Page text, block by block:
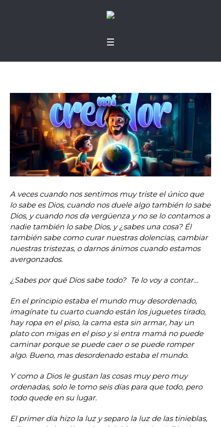
A veces cuando nos sentimos muy triste el único que
lo sabe es Dios, cuando nos duele algo también lo sabe
Dios, y cuando nos da vergüenza y no se lo contamos a
nadie también lo sabe Dios, y ¿sabes una cosa? Él
también sabe como curar nuestras dolencias, cambiar
nuestras tristezas, o darnos ánimos cuando estamos
avergonzados.
¿Sabes por qué Dios sabe todo? Te lo voy a contar…
En el principio estaba el mundo muy desordenado,
imagínate tu cuarto cuando están los juguetes tirado,
hay ropa en el piso, la cama esta sin armar, hay un
plato con migas en el piso y si entra mamá no puede
caminar porque se puede caer o se puede romper
algo. Bueno, mas desordenado estaba el mundo.
Y como a Dios le gustan las cosas muy pero muy
ordenadas, solo le tomo seis días para que todo, pero
todo quede en su lugar.
El primer día hizo la luz y separo la luz de las tinieblas,